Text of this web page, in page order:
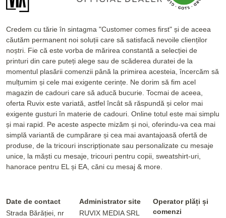
Credem cu tărie în sintagma "Customer comes first" și de aceea
căutăm permanent noi soluții care să satisfacă nevoile clienților
noștri. Fie că este vorba de mărirea constantă a selecției de
printuri din care puteți alege sau de scăderea duratei de la
momentul plasării comenzii până la primirea acesteia, încercăm să
mulțumim și cele mai exigente cerințe. Ne dorim să fim acel
magazin de cadouri care să aducă bucurie. Tocmai de aceea,
oferta Ruvix este variată, astfel încât să răspundă și celor mai
exigente gusturi în materie de cadouri. Online totul este mai simplu
și mai rapid. Pe aceste aspecte mizăm și noi, oferindu-va cea mai
simplă variantă de cumpărare și cea mai avantajoasă ofertă de
produse, de la tricouri inscripționate sau personalizate cu mesaje
unice, la măști cu mesaje, tricouri pentru copii, sweatshirt-uri,
hanorace pentru EL și EA, căni cu mesaj & more.
Date de contact
Strada Bărăției, nr
Administrator site
RUVIX MEDIA SRL
Operator plăți și
comenzi